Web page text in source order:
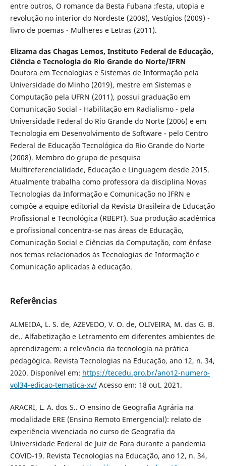
entre outros, O romance da Besta Fubana :festa, utopia e
revolução no interior do Nordeste (2008), Vestígios (2009) -
livro de poemas - Mulheres e Letras (2011).
Elizama das Chagas Lemos, Instituto Federal de Educação,
Ciência e Tecnologia do Rio Grande do Norte/IFRN
Doutora em Tecnologias e Sistemas de Informação pela
Universidade do Minho (2019), mestre em Sistemas e
Computação pela UFRN (2011), possui graduação em
Comunicação Social - Habilitação em Radialismo - pela
Universidade Federal do Rio Grande do Norte (2006) e em
Tecnologia em Desenvolvimento de Software - pelo Centro
Federal de Educação Tecnológica do Rio Grande do Norte
(2008). Membro do grupo de pesquisa
Multireferencialidade, Educação e Linguagem desde 2015.
Atualmente trabalha como professora da disciplina Novas
Tecnologias da Informação e Comunicação no IFRN e
compõe a equipe editorial da Revista Brasileira de Educação
Profissional e Tecnológica (RBEPT). Sua produção acadêmica
e profissional concentra-se nas áreas de Educação,
Comunicação Social e Ciências da Computação, com ênfase
nos temas relacionados às Tecnologias de Informação e
Comunicação aplicadas à educação.
Referências
ALMEIDA, L. S. de, AZEVEDO, V. O. de, OLIVEIRA, M. das G. B.
de.. Alfabetização e Letramento em diferentes ambientes de
aprendizagem: a relevância da tecnologia na prática
pedagógica. Revista Tecnologias na Educação, ano 12, n. 34,
2020. Disponível em: https://tecedu.pro.br/ano12-numero-
vol34-edicao-tematica-xv/Acesso em: 18 out. 2021.
ARACRI, L. A. dos S.. O ensino de Geografia Agrária na
modalidade ERE (Ensino Remoto Emergencial): relato de
experiência vivenciada no curso de Geografia da
Universidade Federal de Juiz de Fora durante a pandemia
COVID-19. Revista Tecnologias na Educação, ano 12, n. 34,